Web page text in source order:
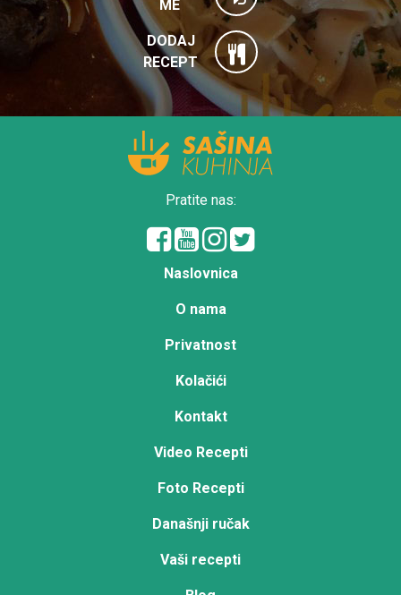
ME
DODAJ
RECEPT
Pratite nas:
Naslovnica
O nama
Privatnost
Kolačići
Kontakt
Video Recepti
Foto Recepti
Današnji ručak
Vaši recepti